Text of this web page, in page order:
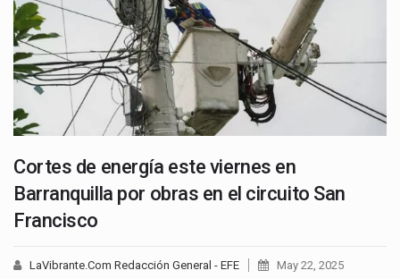
Cortes de energía este viernes en
Barranquilla por obras en el circuito San
Francisco
LaVibrante.Com Redacción General - EFE May 22, 2025